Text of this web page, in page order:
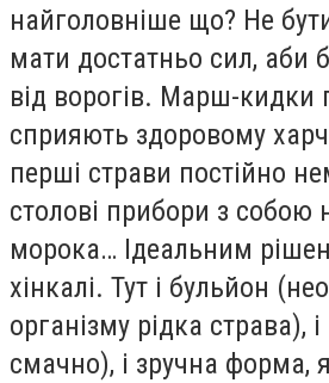
найголовніше що? Не
мати достатньо сил, аби
від ворогів. Марш-кидки
сприяють здоровому
перші страви постійно
столові прибори з собою
морока… Ідеальним
хінкалі. Тут і бульйон
організму рідка страва),
смачно), і зручна форма,